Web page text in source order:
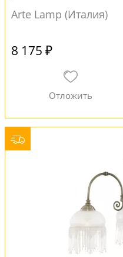
Arte Lamp (Италия)
8 175 ₽